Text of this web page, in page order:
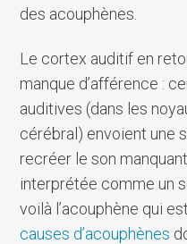
des acouphènes.
Le cortex auditif en
manque d’afférence :
auditives (dans les
cérébral) envoient une
recréer le son
interprétée comme un
voilà l’acouphène qui
causes d’acouphènes